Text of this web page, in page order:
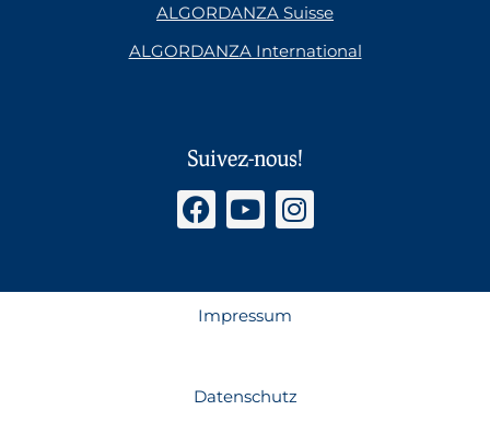
ALGORDANZA Suisse
ALGORDANZA International
Suivez-nous!
Impressum
Datenschutz